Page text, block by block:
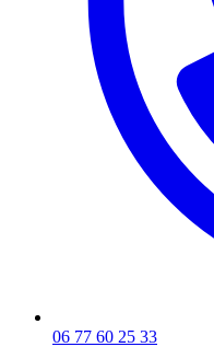
06 77 60 25 33